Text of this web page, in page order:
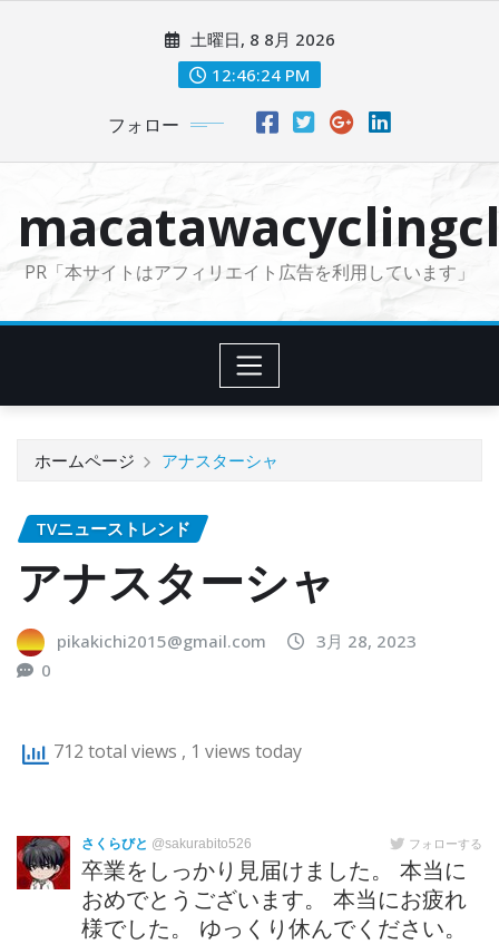
に
土曜日, 8 8月 2026
12:46:25 PM
フォロー
PR「本サイトはアフィリエイト広告を利用しています」
ホームページ アナスターシャ
TVニューストレンド
アナスターシャ
pikakichi2015@gmail.com
3月 28, 2023
0
712 total views , 1 views today
さくらびと @sakurabito526 フォローする
卒業をしっかり見届けました。 本当に
おめでとうございます。 本当にお疲れ
様でした。 ゆっくり休んでください。